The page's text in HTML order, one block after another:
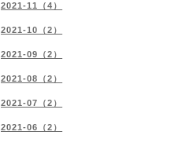
2021-11（4）
2021-10（2）
2021-09（2）
2021-08（2）
2021-07（2）
2021-06（2）